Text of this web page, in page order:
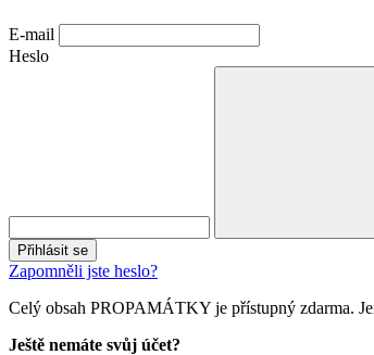
E-mail
Heslo
Přihlásit se
Zapomněli jste heslo?
Celý obsah PROPAMÁTKY je přístupný zdarma.
Ještě nemáte svůj účet?